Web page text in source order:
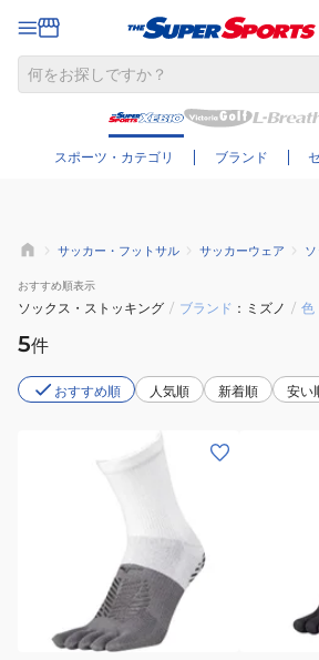
スポーツ・カテゴリ ブランド
さらに絞り込む
サッカー・フットサル サッカーウェア
おすすめ順表示
ソックス・ストッキング / ブランド ミズノ / 色
5件
おすすめ順 人気順 新着順 安い